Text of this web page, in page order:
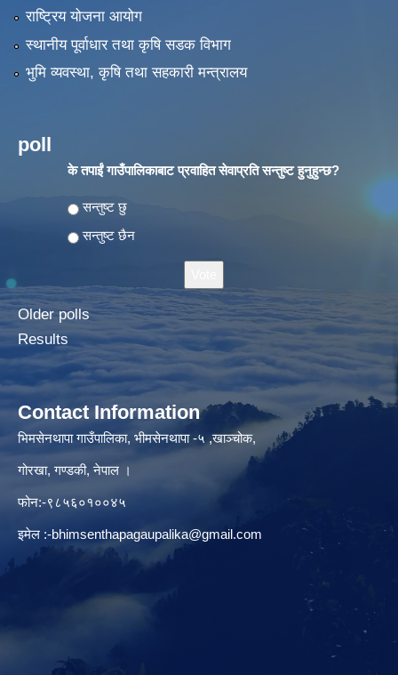
राष्ट्रिय योजना आयोग
स्थानीय पूर्वाधार तथा कृषि सडक विभाग
भुमि व्यवस्था, कृषि तथा सहकारी मन्त्रालय
poll
के तपाईं गाउँपालिकाबाट प्रवाहित सेवाप्रति सन्तुष्ट हुनुहुन्छ?
Choices
सन्तुष्ट छु
सन्तुष्ट छैन
Older polls
Results
Contact Information
भिमसेनथापा गाउँपालिका, भीमसेनथापा -५ ,खाञ्चोक,
गोरखा, गण्डकी, नेपाल ।
फोन:-९८५६०१००४५
इमेल :-bhimsenthapagaupalika@gmail.com